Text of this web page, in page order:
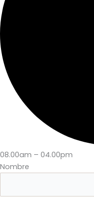
08.00am – 04.00pm
Nombre